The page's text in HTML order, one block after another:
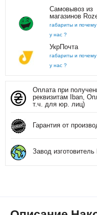
Самовывоз из
магазинов
габариты и
у нас ?
УкрПочта
габариты и
у нас ?
Оплата при
реквизитам Iban,
т.ч. для юр. лиц)
Гарантия от
Завод изготовитель